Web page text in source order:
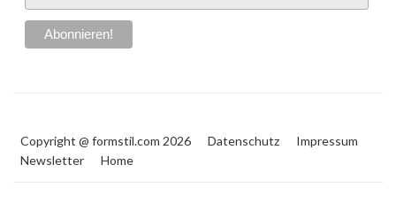
Copyright @ formstil.com 2026 Datenschutz
Impressum
Newsletter
Home